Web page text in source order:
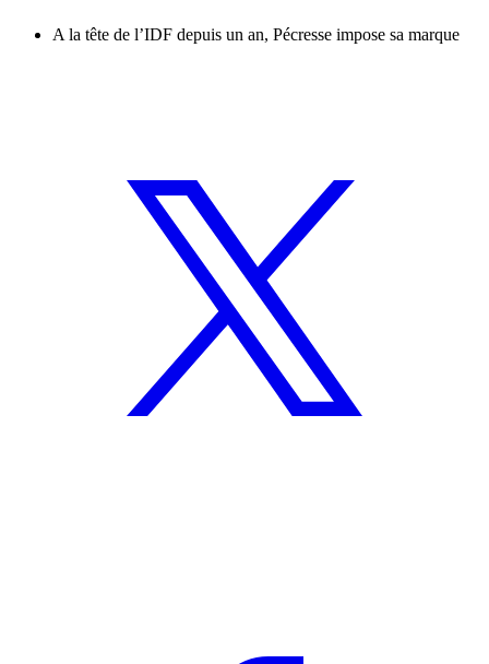
A la tête de l’IDF depuis un an, Pécresse impose sa marque